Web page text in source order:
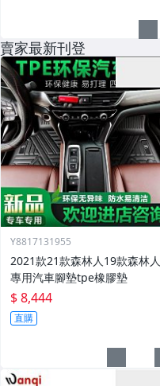
賣家最新刊登
Y8817131955
2021款21款森林人19款森林人
專用汽車腳墊tpe橡膠墊
$ 8,444
直購